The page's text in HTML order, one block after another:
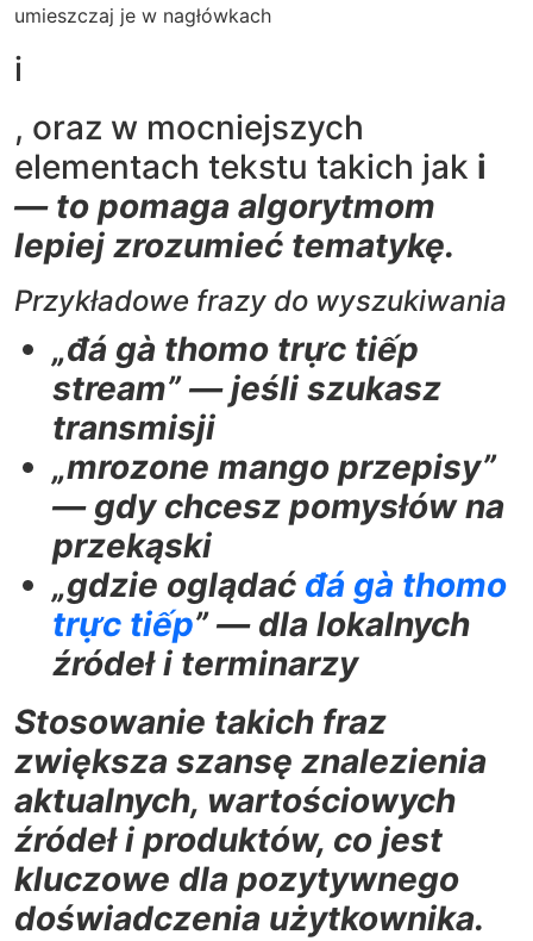
umieszczaj je w nagłówkach
i
, oraz w mocniejszych
elementach tekstu takich jak i
— to pomaga algorytmom
lepiej zrozumieć tematykę.
Przykładowe frazy do wyszukiwania
„đá gà thomo trực tiếp
stream” — jeśli szukasz
transmisji
„mrozone mango przepisy”
— gdy chcesz pomysłów na
przekąski
„gdzie oglądać đá gà thomo
trực tiếp” — dla lokalnych
źródeł i terminarzy
Stosowanie takich fraz
zwiększa szansę znalezienia
aktualnych, wartościowych
źródeł i produktów, co jest
kluczowe dla pozytywnego
doświadczenia użytkownika.